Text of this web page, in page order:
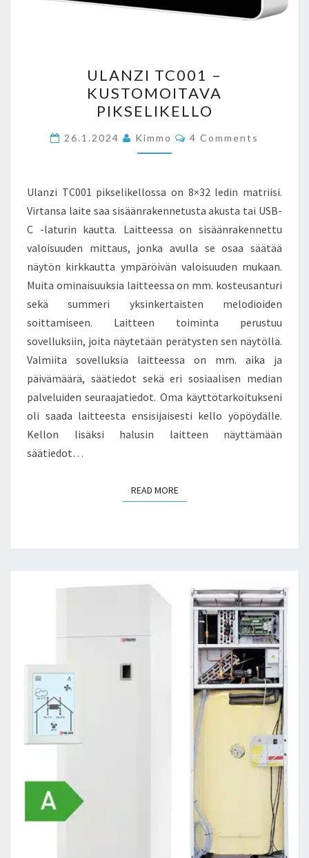
TC001
–
KUSTOMOITAVA
PIKSELIKELLO
ULANZI TC001 –
KUSTOMOITAVA
PIKSELIKELLO
26.1.2024 Kimmo Comments
4 Comments
Ulanzi TC001 pikselikellossa on 8×32 ledin matriisi.
Virtansa laite saa sisäänrakennetusta akusta tai USB-
C -laturin kautta. Laitteessa on sisäänrakennettu
valoisuuden mittaus, jonka avulla se osaa säätää
näytön kirkkautta ympäröivän valoisuuden mukaan.
Muita ominaisuuksia laitteessa on mm. kosteusanturi
sekä summeri yksinkertaisten melodioiden
soittamiseen. Laitteen toiminta perustuu
sovelluksiin, joita näytetään perätysten sen näytöllä.
Valmiita sovelluksia laitteessa on mm. aika ja
päivämäärä, säätiedot sekä eri sosiaalisen median
palveluiden seuraajatiedot. Oma käyttötarkoitukseni
oli saada laitteesta ensisijaisesti kello yöpöydälle.
Kellon lisäksi halusin laitteen näyttämään
säätiedot…
READ MOREREAD MORE